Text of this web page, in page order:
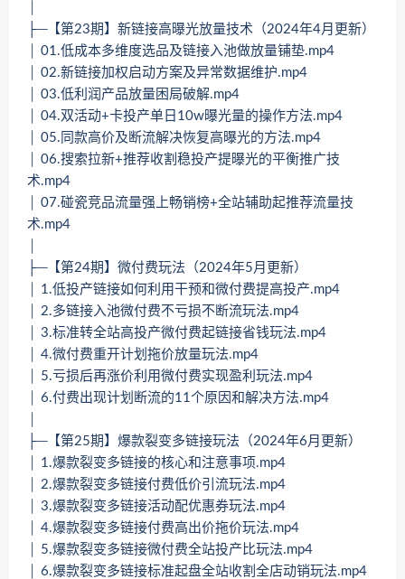
├─【第23期】新链接高曝光放量技术（2024年4月更新）
│ 01.低成本多维度选品及链接入池做放量铺垫.mp4
│ 02.新链接加权启动方案及异常数据维护.mp4
│ 03.低利润产品放量困局破解.mp4
│ 04.双活动+卡投产单日10w曝光量的操作方法.mp4
│ 05.同款高价及断流解决恢复高曝光的方法.mp4
│ 06.搜索拉新+推荐收割稳投产提曝光的平衡推广技
术.mp4
│ 07.碰瓷竞品流量强上畅销榜+全站辅助起推荐流量技
术.mp4
├─【第24期】微付费玩法（2024年5月更新）
│ 1.低投产链接如何利用干预和微付费提高投产.mp4
│ 2.多链接入池微付费不亏损不断流玩法.mp4
│ 3.标准转全站高投产微付费起链接省钱玩法.mp4
│ 4.微付费重开计划拖价放量玩法.mp4
│ 5.亏损后再涨价利用微付费实现盈利玩法.mp4
│ 6.付费出现计划断流的11个原因和解决方法.mp4
├─【第25期】爆款裂变多链接玩法（2024年6月更新）
│ 1.爆款裂变多链接的核心和注意事项.mp4
│ 2.爆款裂变多链接付费低价引流玩法.mp4
│ 3.爆款裂变多链接活动配优惠券玩法.mp4
│ 4.爆款裂变多链接付费高出价拖价玩法.mp4
│ 5.爆款裂变多链接微付费全站投产比玩法.mp4
│ 6.爆款裂变多链接标准起盘全站收割全店动销玩法.mp4